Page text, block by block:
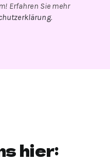
Erfahren Sie mehr
.
hier: